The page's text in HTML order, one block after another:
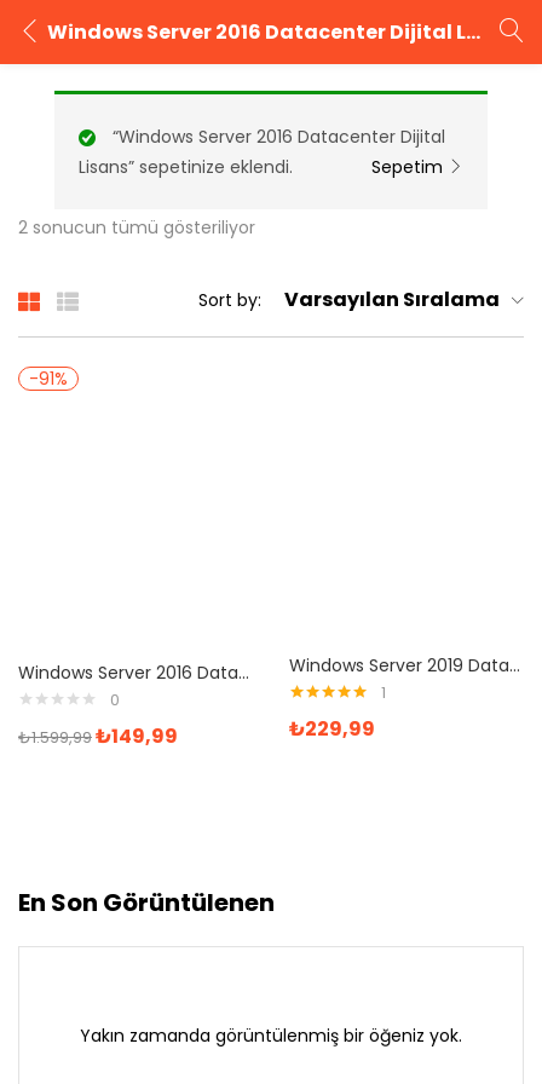
Windows Server 2016 Datacenter Dijital Lisans
GIRIŞ YAP KAYIT OL
Kullanıcı adınızı ve şifrenizi girin.
“Windows Server 2016 Datacenter Dijital
Lisans” sepetinize eklendi.
Sepetim
2 sonucun tümü gösteriliyor
Sort by: Varsayılan Sıralama
-91%
Windows Server 2016 Datacenter Dijital Lisans
0
₺1.599,99₺149,99
Windows Server 2019 Datacenter Dijital Lisans
5.00oy aldı
1
₺229,99
En Son Görüntülenen
Yakın zamanda görüntülenmiş bir öğeniz yok.